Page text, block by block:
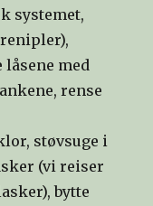
systemet,
med
rense
støvsuge i
(vi reiser
bytte